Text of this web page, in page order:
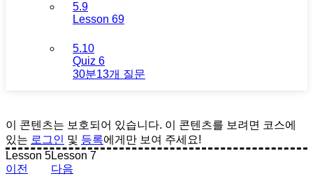
5.9
Lesson 69
5.10
Quiz 6
30분13개 질문
이 콘텐츠는 보호되어 있습니다. 이 콘텐츠를 보려면 코스에
있는 로그인 및 등록에게만 보여 주세요!
Lesson 5
이전
Lesson 7
다음